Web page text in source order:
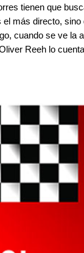
tienen que
más directo,
cuando se ve
Reeh lo